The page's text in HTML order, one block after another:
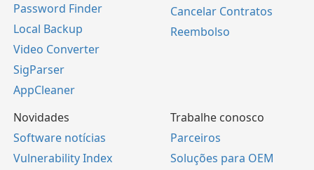
Password Finder
Local Backup
Video Converter
SigParser
AppCleaner
Cancelar Contratos
Reembolso
Novidades
Software notícias
Vulnerability Index
Trabalhe conosco
Parceiros
Soluções para OEM